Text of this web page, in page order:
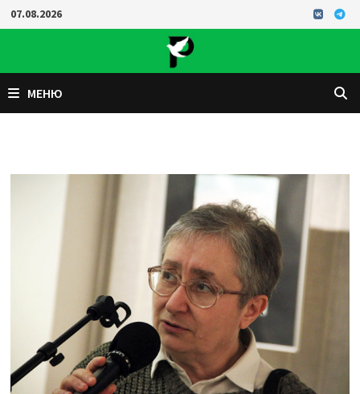
Перейти
к
07.08.2026
МЕНЮ